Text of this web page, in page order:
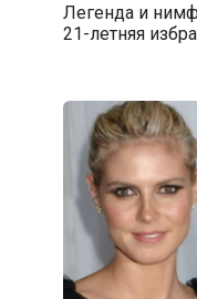
Легенда и
21-летняя